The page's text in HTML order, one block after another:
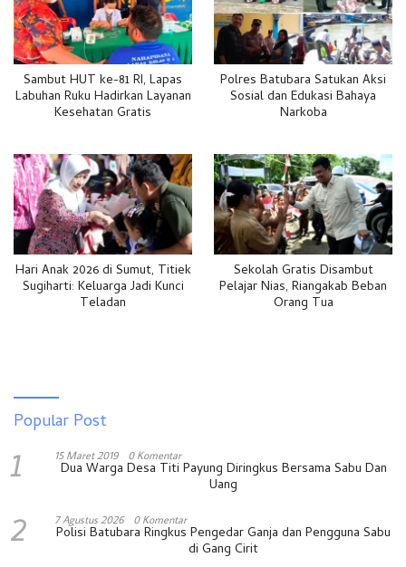
Sambut HUT ke-81 RI, Lapas
Labuhan Ruku Hadirkan Layanan
Kesehatan Gratis
Polres Batubara Satukan Aksi
Sosial dan Edukasi Bahaya
Narkoba
Hari Anak 2026 di Sumut, Titiek
Sugiharti: Keluarga Jadi Kunci
Teladan
Sekolah Gratis Disambut
Pelajar Nias, Riangakab Beban
Orang Tua
Popular Post
1 15 Maret 2019 0 Komentar
Dua Warga Desa Titi Payung Diringkus Bersama Sabu Dan
Uang
2 7 Agustus 2026 0 Komentar
Polisi Batubara Ringkus Pengedar Ganja dan Pengguna Sabu
di Gang Cirit